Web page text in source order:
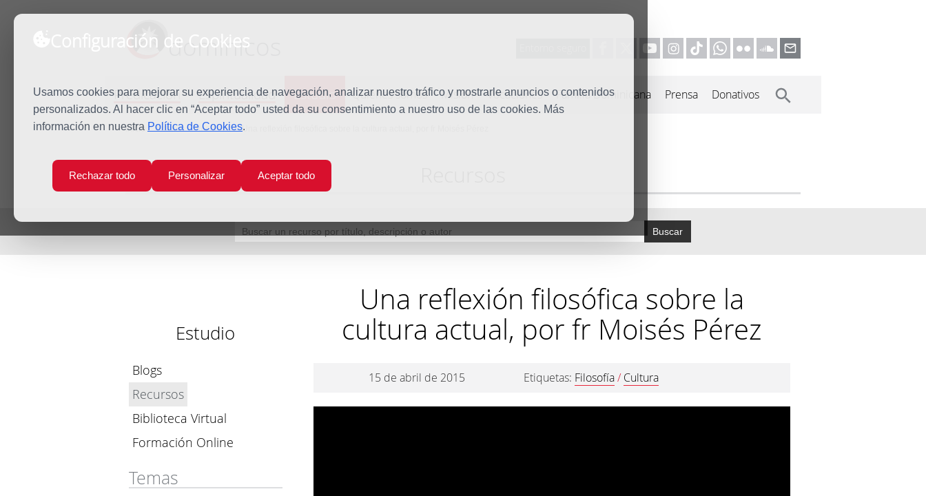
Configuración de Cookies
Usamos cookies para mejorar su experiencia de navegación, analizar nuestro tráfico y mostrarle anuncios o contenidos
personalizados. Al hacer clic en “Aceptar todo” usted da su consentimiento a nuestro uso de las cookies. Más
información en nuestra Política de Cookies.
Rechazar todo Personalizar Aceptar todo
dominicos
Predicación Espiritualidad Estudio Quiénes somos Misión Vocaciones Familia Dominicana Prensa Donativos
Inicio Estudio Recursos Una reflexión filosófica sobre la cultura actual, por fr Moisés Pérez
Buscar
Estudio
Blogs
Recursos
Biblioteca Virtual
Formación Online
Temas
Una reflexión filosófica sobre la
cultura actual, por fr Moisés Pérez
15 de abril de 2015 Etiquetas: Filosofía/ Cultura